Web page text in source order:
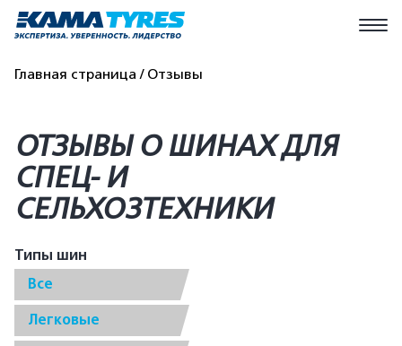
Главная страница Отзывы
ОТЗЫВЫ О ШИНАХ ДЛЯ
СПЕЦ- И
СЕЛЬХОЗТЕХНИКИ
Типы шин
Все
Легковые